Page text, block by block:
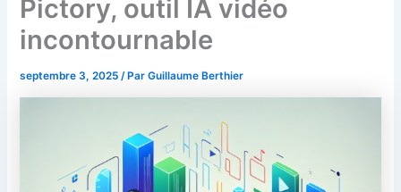
Pictory, outil IA vidéo
incontournable
septembre 3, 2025/ ParGuillaume Berthier